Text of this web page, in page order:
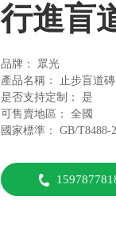
行進盲
品牌
眾光
產品名稱
止步盲道磚
是否支持定制
是
可售賣地區
全國
國家標準
GB/T8488-